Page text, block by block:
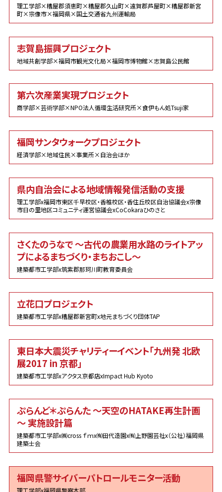
理工学部×糟屋郡須恵町×糟屋郡久山町×遠賀郡芦屋町×糟屋郡新宮
町×宗像市×福岡県×国土交通省九州運輸局
志賀島振興プロジェクト
地域共創学部×福岡市観光文化局×福岡市博物館×志賀島公民館
第六次産業実現プロジェクト
商学部×芸術学部×NPO法人循環生活研究所×食伊もん処Tsuji家
福岡サンタウォークプロジェクト
経済学部×地域住民×事業所×自治会ほか
県内自治会による地域情報発信活動の支援
理工学部x福岡市東区千早校区・香椎校区・香住丘校区自治協議会x宗像
市日の里地区コミュニティ運営協議会xCoCokaraひのさと
さくたのうなで ～古代の農業用水路のライトアッ
プによるまちづくり・まちおこし～
建築都市工学部x筑紫郡那珂川町教育委員会
立花口プロジェクト
建築都市工学部x糟屋郡新宮町x地元まちづくり団体TAP
東日本大震災チャリティーイベント「九州発 北欧
展2017 in 京都」
建築都市工学部xアクタス京都店xImpact Hub Kyoto
ぷらんど＊ぷらんた ～天空のHATAKE再生計画
～ 実施設計篇
建築都市工学部x㈱cross ｆｍx㈲田代造園x㈲上野園芸社x（公社）福岡県
建築士会
福岡県警サイバーパトロールモニター活動
理工学部x福岡県警察本部